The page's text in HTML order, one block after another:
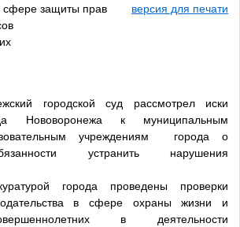
сфере защиты прав
версия для печати
городской суд рассмотрел иски
Нововоронежа к муниципальным
учреждениям города о
устранить нарушения
города проведены проверки
в сфере охраны жизни и
в деятельности